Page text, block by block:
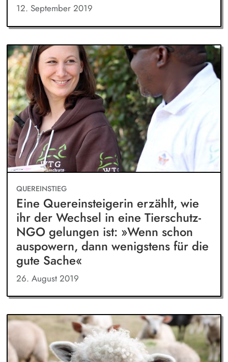
12. September 2019
QUEREINSTIEG
Eine Quereinsteigerin erzählt, wie
ihr der Wechsel in eine Tierschutz-
NGO gelungen ist: »Wenn schon
auspowern, dann wenigstens für die
gute Sache«
26. August 2019